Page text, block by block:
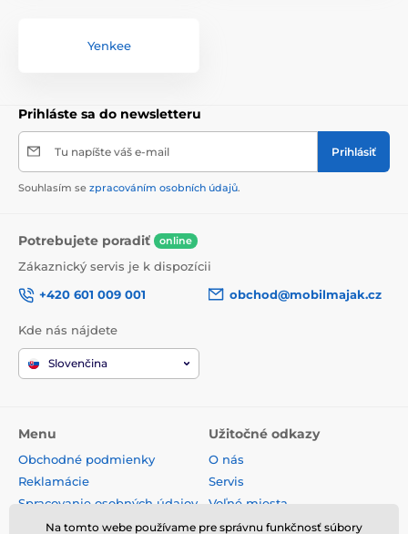
Yenkee
Prihláste sa do newsletteru
Tu napíšte váš e-mail Prihlásiť
Souhlasím se zpracováním osobních údajů.
Potrebujete poradiť online
Zákaznický servis je k dispozícii
+420 601 009 001
obchod@mobilmajak.cz
Kde nás nájdete
Slovenčina
Menu
Obchodné podmienky
Reklamácie
Spracovanie osobných údajov
Doprava a platba
Užitočné odkazy
O nás
Servis
Voľné miesta
Kontakt
Na tomto webe používame pre správnu funkčnosť súbory